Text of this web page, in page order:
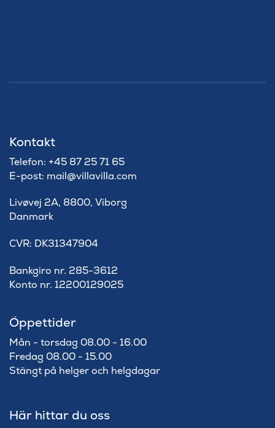
Kontakt
Telefon: +45 87 25 71 65
E-post: mail@villavilla.com
Livøvej 2A, 8800, Viborg
Danmark
​CVR: DK31347904
Bankgiro nr. 285-3612
Konto nr. 12200129025
Öppettider
Mån - torsdag 08.00 - 16.00
Fredag 08.00 - 15.00
Stängt på helger och helgdagar
Här hittar du oss